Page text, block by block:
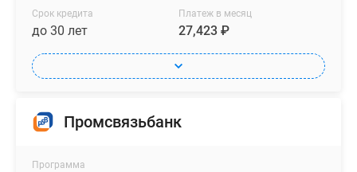
Срок кредита
до 30 лет
Платеж в месяц
27,423 ₽
Промсвязьбанк
Программа